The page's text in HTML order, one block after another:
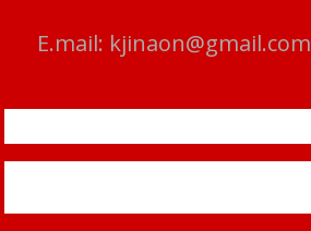
E.mail: kjinaon@gmail.com